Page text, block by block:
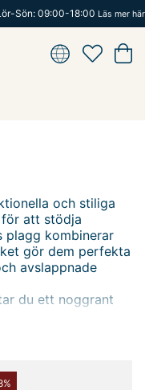
Sön: 09:00-18:00 Läs mer här
och stiliga
för att stödja
plagg kombinerar
gör dem perfekta
avslappnade
du ett noggrant
kläder som
hela din